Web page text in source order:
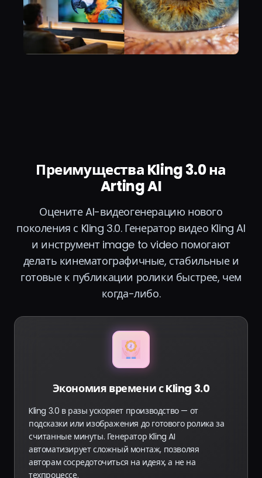
Преимущества Kling 3.0 на
Arting AI
Оцените AI-видеогенерацию нового
поколения с Kling 3.0. Генератор видео Kling AI
и инструмент image to video помогают
делать кинематографичные, стабильные и
готовые к публикации ролики быстрее, чем
когда-либо.
Экономия времени с Kling 3.0
Kling 3.0 в разы ускоряет производство — от
подсказки или изображения до готового ролика за
считанные минуты. Генератор Kling AI
автоматизирует сложный монтаж, позволяя
авторам сосредоточиться на идеях, а не на
техпроцессе.